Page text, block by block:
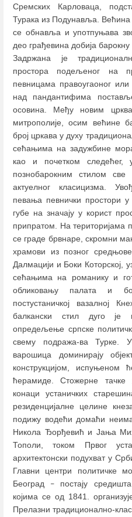
Сремских Карловаца,
Турака из Подунавља. Већина
се обнавља и употпуњава
део грађевина добија
Задржана је
простора подељеног на
певницама правоугаоног
над пандантифима
осовина. Међу новим
митрополије, осим већине
број цркава у духу
сећањима на задужбине
као и почетком следећег,
познобарокним стилом
актуелног класицизма.
певања певнички простори
губе на значају у корист
припратом. На територијама
се граде брвнаре, скромни
храмови из позног
Далмацији и Боки Которској,
сећањима на романику и
обликовању палата и
постустаничкој вазалној
балкански стил дуго је
опредељење српске
свему подража-ва Турке.
варошица доминирају
конструкцијом,
ћерамиде. Стожерне тачке
конаци устаничких
резиденцијалне целине
подижу водећи домаћи
Никола Ђорђевић и Јања
Тополи, током Првог
архитектонски подухват у
Главни центри политичке
Београд – постају
којима се од 1841.
Прелазни традиционално-